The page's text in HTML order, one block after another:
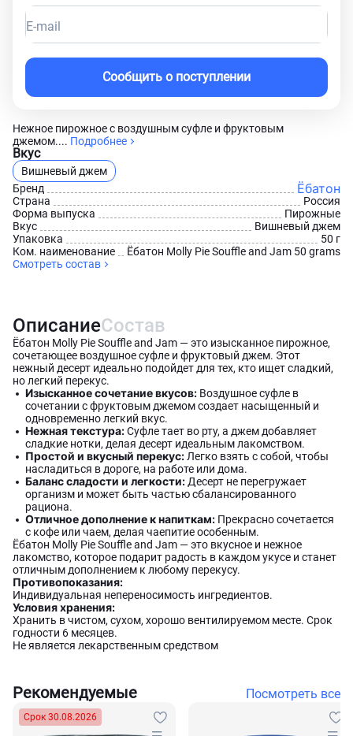
Нежное пирожное с воздушным суфле и фруктовым
джемом.... Подробнее
Вкус
Вишневый джем
Бренд
Ёбатон
Страна
Россия
Форма выпуска
Пирожные
Вкус
Вишневый джем
Упаковка
50 г
Ком. наименование
Ёбатон Molly Pie Souffle and Jam 50 grams
Смотреть состав
E-mail
Сообщить о поступлении
ОписаниеСостав
Ёбатон Molly Pie Souffle and Jam — это изысканное пирожное,
сочетающее воздушное суфле и фруктовый джем. Этот
нежный десерт идеально подойдет для тех, кто ищет сладкий,
но легкий перекус.
Изысканное сочетание вкусов: Воздушное суфле в
сочетании с фруктовым джемом создает насыщенный и
одновременно легкий вкус.
Нежная текстура:Суфле тает во рту, а джем добавляет
сладкие нотки, делая десерт идеальным лакомством.
Простой и вкусный перекус: Легко взять с собой, чтобы
насладиться в дороге, на работе или дома.
Баланс сладости и легкости: Десерт не перегружает
организм и может быть частью сбалансированного
рациона.
Отличное дополнение к напиткам: Прекрасно сочетается
с кофе или чаем, делая чаепитие особенным.
Ёбатон Molly Pie Souffle and Jam — это вкусное и нежное
лакомство, которое подарит радость в каждом укусе и станет
отличным дополнением к любому перекусу.
Противопоказания:
Индивидуальная непереносимость ингредиентов.
Условия хранения:
Хранить в чистом, сухом, хорошо вентилируемом месте. Срок
годности 6 месяцев.
Не является лекарственным средством
Рекомендуемые Посмотреть все
Срок 30.08.2026